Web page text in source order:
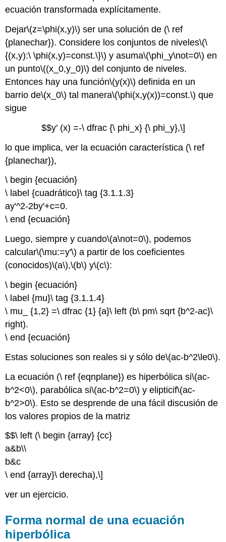
ecuación transformada explícitamente.
Dejar\(z=\phi(x,y)\) ser una solución de (\ ref
{planechar}). Considere los conjuntos de niveles\(\
{(x,y):\ \phi(x,y)=const.\}\) y asuma\(\phi_y\not=0\) en
un punto\((x_0,y_0)\) del conjunto de niveles.
Entonces hay una función\(y(x)\) definida en un
barrio de\(x_0\) tal manera\(\phi(x,y(x))=const.\) que
sigue
$$y' (x) =-\ dfrac {\ phi_x} {\ phi_y},\]
lo que implica, ver la ecuación característica (\ ref
{planechar}),
\ begin {ecuación}
\ label {cuadrático}\ tag {3.1.1.3}
ay'^2-2by'+c=0.
\ end {ecuación}
Luego, siempre y cuando\(a\not=0\), podemos
calcular\(\mu:=y'\) a partir de los coeficientes
(conocidos)\(a\),\(b\) y\(c\):
\ begin {ecuación}
\ label {mu}\ tag {3.1.1.4}
\ mu_ {1,2} =\ dfrac {1} {a}\ left (b\ pm\ sqrt {b^2-ac}\
right).
\ end {ecuación}
Estas soluciones son reales si y sólo de\(ac-b^2\le0\).
La ecuación (\ ref {eqnplane}) es hiperbólica si\(ac-
b^2<0\), parabólica si\(ac-b^2=0\) y elipticif\(ac-
b^2>0\). Esto se desprende de una fácil discusión de
los valores propios de la matriz
$$\ left (\ begin {array} {cc}
a&b\\
b&c
\ end {array}\ derecha),\]
ver un ejercicio.
Forma normal de una ecuación
hiperbólica